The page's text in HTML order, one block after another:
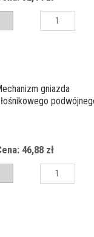
gniazda
46,88 zł